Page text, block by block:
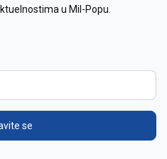
u Mil-Popu.
se